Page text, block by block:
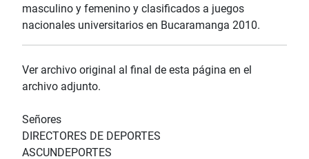
masculino y femenino y clasificados a juegos
nacionales universitarios en Bucaramanga 2010.
Ver archivo original al final de esta página en el
archivo adjunto.
Señores
DIRECTORES DE DEPORTES
ASCUNDEPORTES